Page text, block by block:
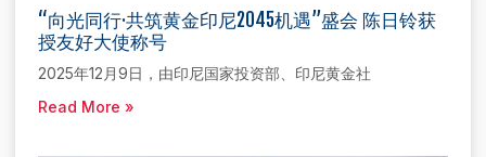
“向光同行·共筑黄金印尼2045机遇”盛会 陈日铃获
授友好大使称号
2025年12月9日，由印尼国家投资部、印尼黄金社
Read More »